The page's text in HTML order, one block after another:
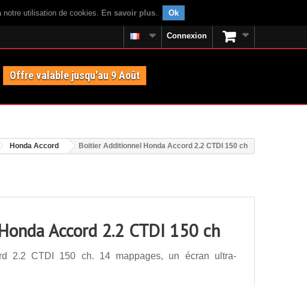
utilisation de cookies. En savoir plus. Ok
Connexion
Offre valable jusqu'au 9 Août
Honda Accord Boitier Additionnel Honda Accord 2.2 CTDI 150 ch
Accord 2.2 CTDI 150 ch
2.2 CTDI 150 ch. 14 mappages, un écran ultra-